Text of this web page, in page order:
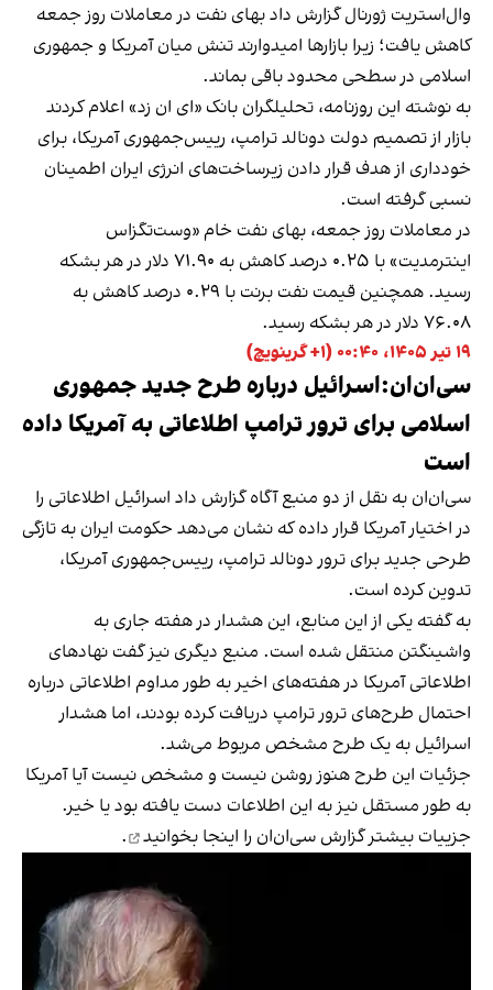
وال‌استریت ژورنال گزارش داد بهای نفت در معاملات روز جمعه
کاهش یافت؛ زیرا بازارها امیدوارند تنش میان آمریکا و جمهوری
اسلامی در سطحی محدود باقی بماند.
به نوشته این روزنامه، تحلیلگران بانک «ای ان زد» اعلام کردند
بازار از تصمیم دولت دونالد ترامپ، رییس‌جمهوری آمریکا، برای
خودداری از هدف قرار دادن زیرساخت‌های انرژی ایران اطمینان
نسبی گرفته است.
در معاملات روز جمعه، بهای نفت خام «وست‌تگزاس
اینترمدیت» با ۰.۲۵ درصد کاهش به ۷۱.۹۰ دلار در هر بشکه
رسید. همچنین قیمت نفت برنت با ۰.۲۹ درصد کاهش به
۷۶.۰۸ دلار در هر بشکه رسید.
۱۹ تیر ۱۴۰۵، ۰۰:۴۰ (‎+۱ گرینویچ)
سی‌ان‌ان:اسرائیل درباره طرح جدید جمهوری
اسلامی برای ترور ترامپ اطلاعاتی به آمریکا داده
است
سی‌ان‌ان به نقل از دو منبع آگاه گزارش داد اسرائیل اطلاعاتی را
در اختیار آمریکا قرار داده که نشان می‌دهد حکومت ایران به تازگی
طرحی جدید برای ترور دونالد ترامپ، رییس‌جمهوری آمریکا،
تدوین کرده است.
به گفته یکی از این منابع، این هشدار در هفته جاری به
واشینگتن منتقل شده است. منبع دیگری نیز گفت نهادهای
اطلاعاتی آمریکا در هفته‌های اخیر به طور مداوم اطلاعاتی درباره
احتمال طرح‌های ترور ترامپ دریافت کرده بودند، اما هشدار
اسرائیل به یک طرح مشخص مربوط می‌شد.
جزئیات این طرح هنوز روشن نیست و مشخص نیست آیا آمریکا
به طور مستقل نیز به این اطلاعات دست یافته بود یا خیر.
جزییات بیشتر گزارش سی‌ان‌ان را اینجا بخوانید .